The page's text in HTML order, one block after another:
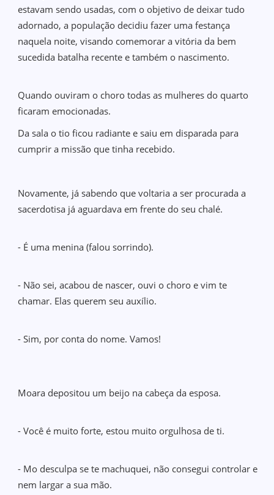
estavam sendo usadas, com o objetivo de deixar tudo
adornado, a população decidiu fazer uma festança
naquela noite, visando comemorar a vitória da bem
sucedida batalha recente e também o nascimento.
Quando ouviram o choro todas as mulheres do quarto
ficaram emocionadas.
Da sala o tio ficou radiante e saiu em disparada para
cumprir a missão que tinha recebido.
Novamente, já sabendo que voltaria a ser procurada a
sacerdotisa já aguardava em frente do seu chalé.
- É uma menina (falou sorrindo).
- Não sei, acabou de nascer, ouvi o choro e vim te
chamar. Elas querem seu auxílio.
- Sim, por conta do nome. Vamos!
Moara depositou um beijo na cabeça da esposa.
- Você é muito forte, estou muito orgulhosa de ti.
- Mo desculpa se te machuquei, não consegui controlar e
nem largar a sua mão.